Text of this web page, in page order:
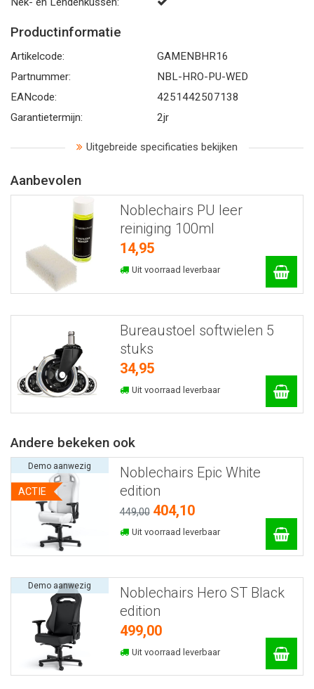
Productinformatie
Artikelcode:
GAMENBHR16
Partnummer:
NBL-HRO-PU-WED
EANcode:
4251442507138
Garantietermijn:
2jr
Uitgebreide specificaties bekijken
Aanbevolen
Noblechairs PU leer
reiniging 100ml
14,95
Uit voorraad leverbaar
Bureaustoel softwielen 5
stuks
34,95
Uit voorraad leverbaar
Andere bekeken ook
Noblechairs Epic White
edition
449,00 404,10
Uit voorraad leverbaar
ACTIE
Demo aanwezig
Noblechairs Hero ST Black
edition
499,00
Uit voorraad leverbaar
Demo aanwezig